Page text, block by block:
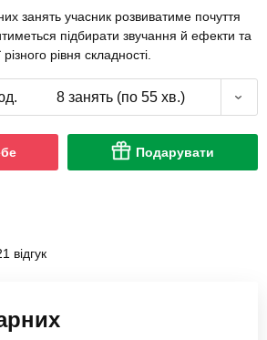
занять учасник розвиватиме почуття
підбирати звучання й ефекти та
рівня складності.
8 занять (по 55 хв.)
Подарувати
відгук